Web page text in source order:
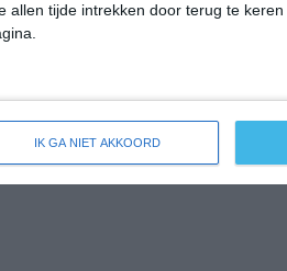
allen tijde intrekken door terug te
IK GA NIET AKKOORD
05:00